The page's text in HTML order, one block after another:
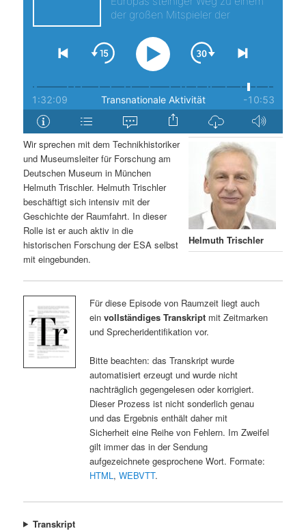
n
g
n
Helmuth Trischler
Wir sprechen mit dem Technikhistoriker
und Museumsleiter für Forschung am
Deutschen Museum in München
Helmuth Trischler. Helmuth Trischler
beschäftigt sich intensiv mit der
Geschichte der Raumfahrt. In dieser
Rolle ist er auch aktiv in die
historischen Forschung der ESA selbst
mit eingebunden.
Für diese Episode von Raumzeit liegt auch
ein vollständiges Transkriptmit Zeitmarken
und Sprecheridentifikation vor.
Bitte beachten: das Transkript wurde
automatisiert erzeugt und wurde nicht
nachträglich gegengelesen oder korrigiert.
Dieser Prozess ist nicht sonderlich genau
und das Ergebnis enthält daher mit
Sicherheit eine Reihe von Fehlern. Im Zweifel
gilt immer das in der Sendung
aufgezeichnete gesprochene Wort. Formate:
HTML, WEBVTT.
Transkript